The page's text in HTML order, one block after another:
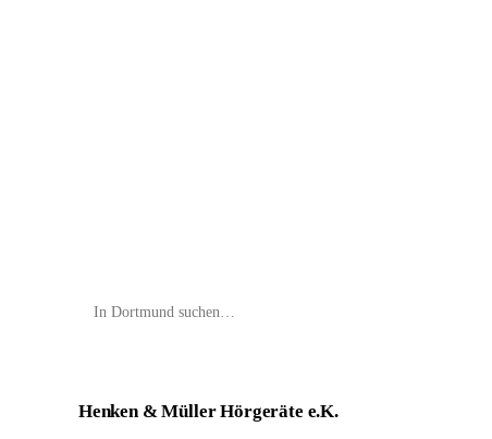
Henken & Müller Hörgeräte e.K.